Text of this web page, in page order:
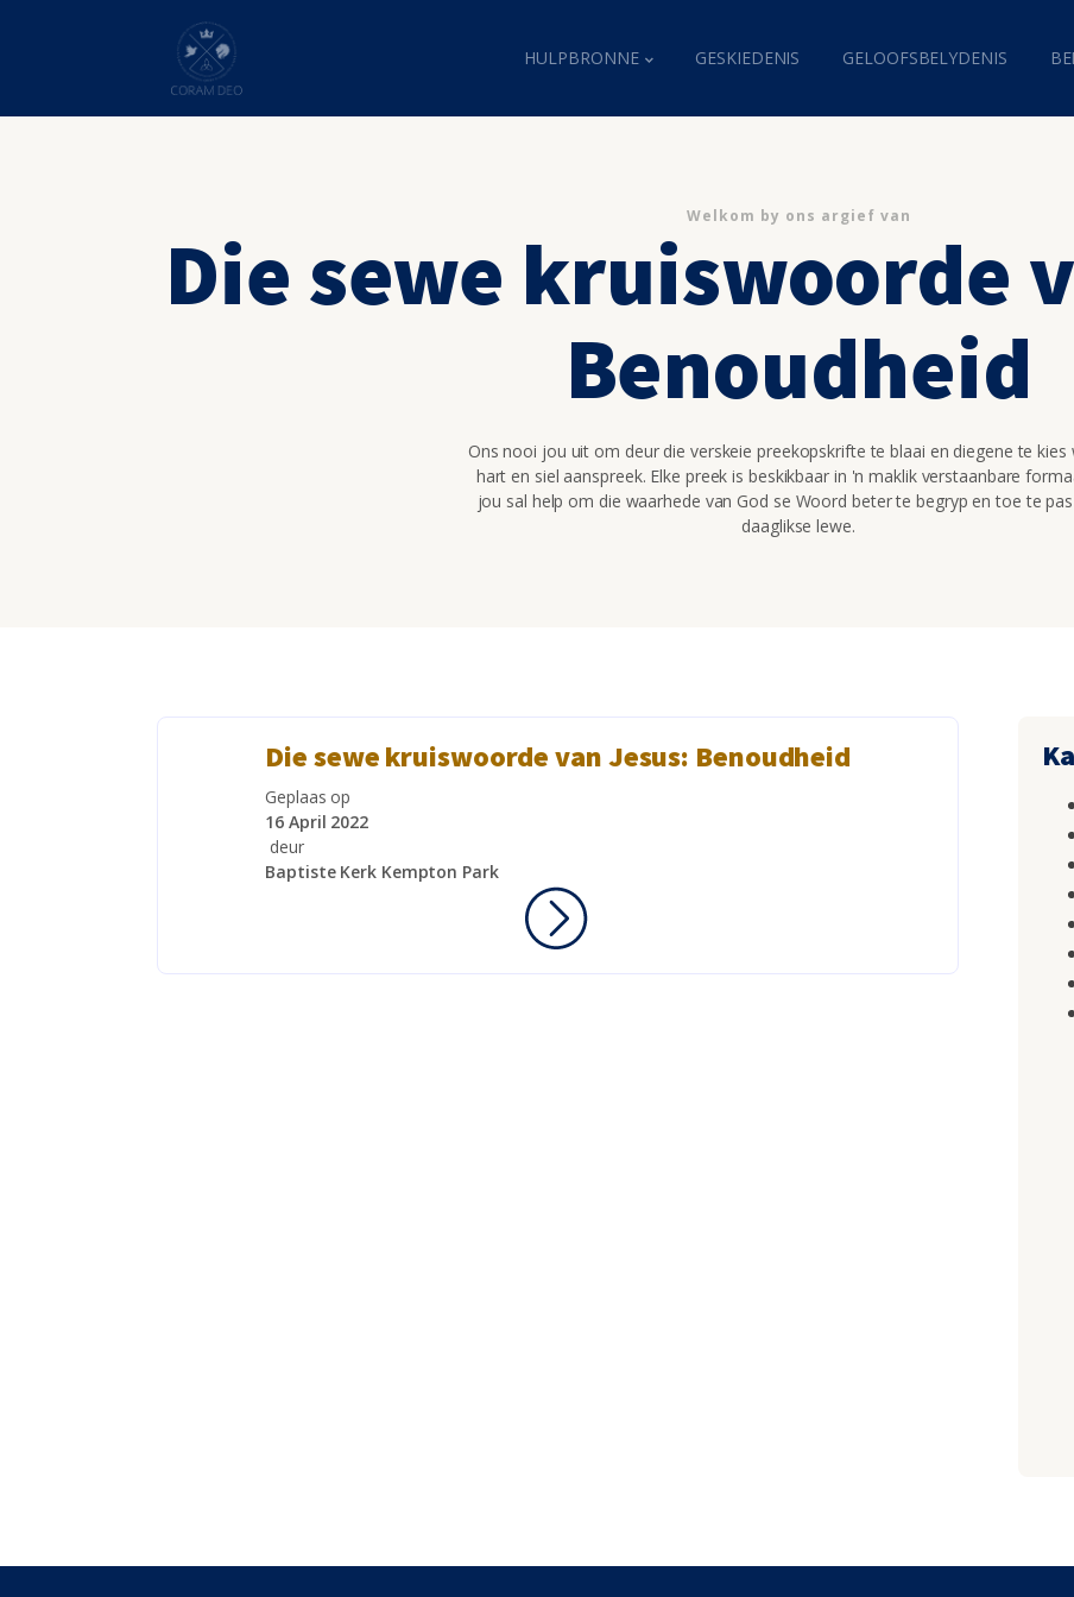
HULPBRONNE GESKIEDENIS GELOOFSBELYDENIS
Welkom by ons argief van
Die sewe kruiswoorde
Benoudheid
Ons nooi jou uit om deur die verskeie preekopskrifte te blaai en diegene te kies
hart en siel aanspreek. Elke preek is beskikbaar in 'n maklik verstaanbare
jou sal help om die waarhede van God se Woord beter te begryp en toe te
daaglikse lewe.
Die sewe kruiswoorde van Jesus: Benoudheid
Geplaas op
16 April 2022
deur
Baptiste Kerk Kempton Park